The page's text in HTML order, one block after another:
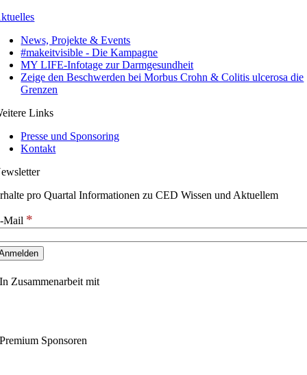
News, Projekte & Events
#makeitvisible - Die Kampagne
MY LIFE-Infotage zur Darmgesundheit
Zeige den Beschwerden bei Morbus Crohn & Colitis ulcerosa die
Grenzen
Links
Presse und Sponsoring
Kontakt
pro Quartal Informationen zu CED Wissen und Aktuellem
Mail *
In Zusammenarbeit mit
Premium Sponsoren